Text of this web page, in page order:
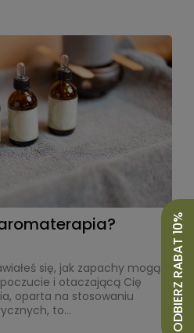
się, jak zapachy mogą
i otaczającą Cię
oparta na stosowaniu
to...
ODBIERZ RABAT 10%